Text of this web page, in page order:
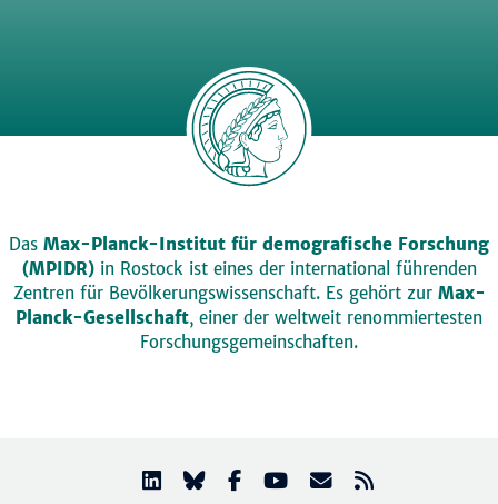
Das Max-Planck-Institut für demografische Forschung
(MPIDR)in Rostock ist eines der international führenden
Zentren für Bevölkerungswissenschaft. Es gehört zur Max-
Planck-Gesellschaft, einer der weltweit renommiertesten
Forschungsgemeinschaften.